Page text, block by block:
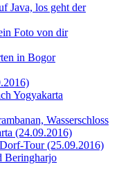
Java, los geht der
Foto von dir
in Bogor
Yogyakarta
Wasserschloss
(24.09.2016)
Tour (25.09.2016)
Beringharjo